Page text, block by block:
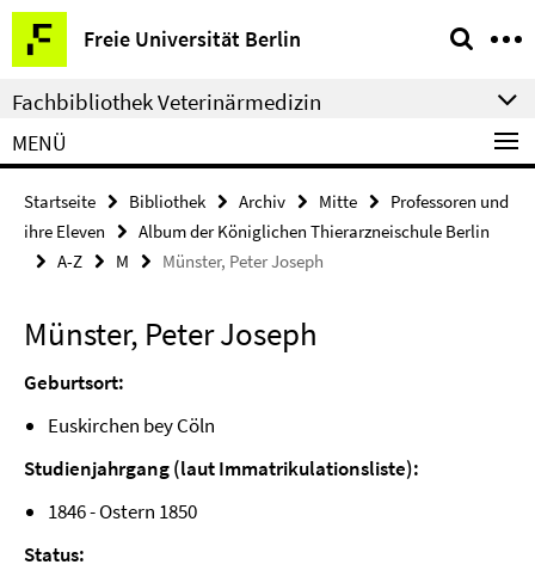
Springe
direkt
zu
Inhalt
Freie Universität Berlin
Service-
Navigation
Fachbibliothek Veterinärmedizin
MENÜ
Startseite Bibliothek Archiv Mitte
Professoren und
ihre Eleven
Album der Königlichen Thierarzneischule Berlin
A-Z
M Münster, Peter Joseph
Münster, Peter Joseph
Geburtsort:
Euskirchen bey Cöln
Studienjahrgang (laut Immatrikulationsliste):
1846 - Ostern 1850
Status: